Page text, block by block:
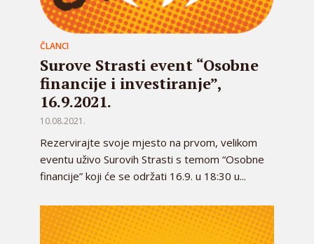
ČLANCI
Surove Strasti event “Osobne
financije i investiranje”,
16.9.2021.
10.08.2021.
Rezervirajte svoje mjesto na prvom, velikom
eventu uživo Surovih Strasti s temom “Osobne
financije” koji će se održati 16.9. u 18:30 u...